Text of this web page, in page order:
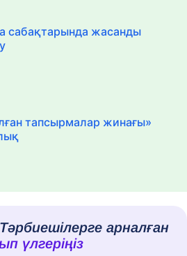
сабақтарында жасанды
тапсырмалар жинағы»
арналған
үлгеріңіз